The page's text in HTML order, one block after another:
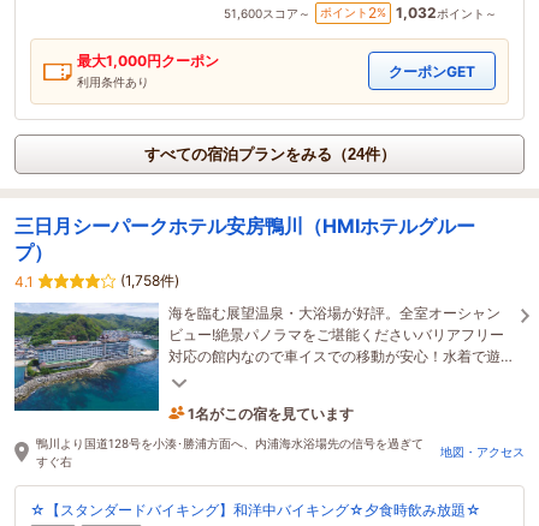
51,600スコア～ ポイント 2% 1,032ポイント～
最大1,000円クーポン
利用条件あり
クーポンGET
すべての宿泊プランをみる（24件）
三日月シーパークホテル安房鴨川（HMIホテルグルー
プ）
4.1
(1,758件)
海を臨む展望温泉・大浴場が好評。全室オーシャン
ビュー!絶景パノラマをご堪能くださいバリアフリー
対応の館内なので車イスでの移動が安心！水着で遊
べる屋内外スパは通年お楽しみいただけます
1名がこの宿を見ています
7時間前に予約されました
鴨川より国道128号を小湊･勝浦方面へ、内浦海水浴場先の信号を過ぎて
すぐ右
地図・アクセス
☆【スタンダードバイキング】和洋中バイキング☆夕食時飲み放題☆